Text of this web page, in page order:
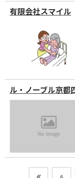
有限会社スマイル
ル・ノーブル京都